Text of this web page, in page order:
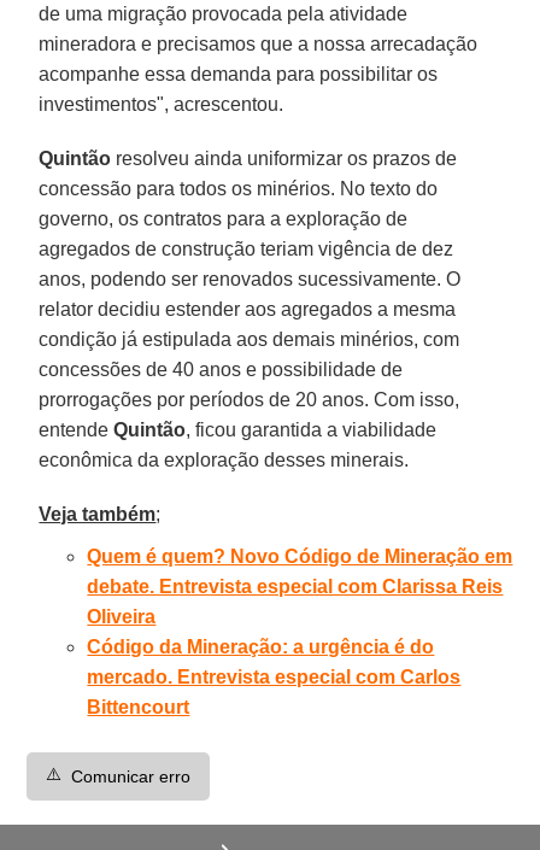
de uma migração provocada pela atividade
mineradora e precisamos que a nossa arrecadação
acompanhe essa demanda para possibilitar os
investimentos", acrescentou.
Quintão resolveu ainda uniformizar os prazos de
concessão para todos os minérios. No texto do
governo, os contratos para a exploração de
agregados de construção teriam vigência de dez
anos, podendo ser renovados sucessivamente. O
relator decidiu estender aos agregados a mesma
condição já estipulada aos demais minérios, com
concessões de 40 anos e possibilidade de
prorrogações por períodos de 20 anos. Com isso,
entendeQuintão, ficou garantida a viabilidade
econômica da exploração desses minerais.
Veja também;
Quem é quem? Novo Código de Mineração em
debate. Entrevista especial com Clarissa Reis
Oliveira
Código da Mineração: a urgência é do
mercado. Entrevista especial com Carlos
Bittencourt
⚠️ Comunicar erro